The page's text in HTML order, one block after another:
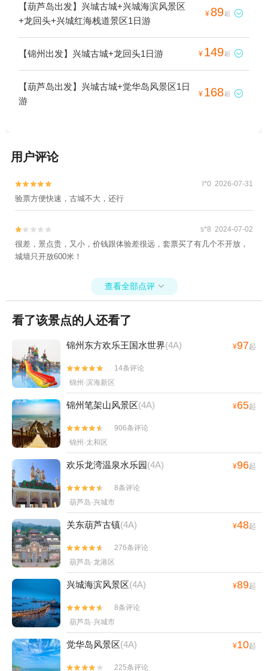
【葫芦岛出发】兴城古城+兴城海滨风景区
+龙回头+兴城红海栈道景区1日游
¥ 89起 
【锦州出发】兴城古城+龙回头1日游 ¥ 149起 
【葫芦岛出发】兴城古城+觉华岛风景区1日
游
¥ 168起 
用户评论

 l*0 2026-07-31
验票方便快速，古城不大，还行

 s*8 2024-07-02
很差，景点贵，又小，价钱跟体验差很远，套票买了有几个不开放，
城墙只开放600米！
查看全部点评 
看了该景点的人还看了
锦州东方欢乐王国水世界(4A) ¥97起


14条评论
锦州·滨海新区
锦州笔架山风景区(4A) ¥65起


906条评论
锦州·太和区
欢乐龙湾温泉水乐园(4A) ¥96起


8条评论
葫芦岛·兴城市
关东葫芦古镇(4A) ¥48起


276条评论
葫芦岛·龙港区
兴城海滨风景区(4A) ¥89起


8条评论
葫芦岛·兴城市
觉华岛风景区(4A) ¥10起

 225条评论